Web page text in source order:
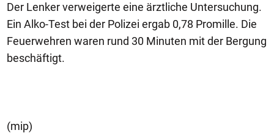
Der Lenker verweigerte eine ärztliche Untersuchung.
Ein Alko-Test bei der Polizei ergab 0,78 Promille. Die
Feuerwehren waren rund 30 Minuten mit der Bergung
beschäftigt.
(mip)